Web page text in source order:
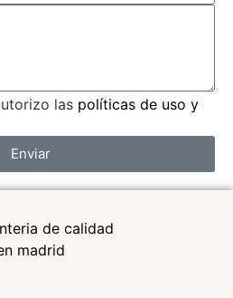
las políticas de uso y
Enviar